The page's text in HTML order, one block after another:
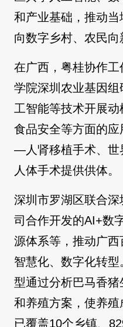
和产业基础，推动
向数字乡村、农民向
在广西，粤桂协作
学院深圳农业基因
工智能等技术开展动
食品安全等方面的
—人肾移植手术、世
人体手术提供供体。
深圳市罗湖区联合
司合作开发的AI+数
源体系等，推动广
智慧化、数字化转
型通过分析巴马香
和养殖方案，使养
已覆盖10个乡镇、